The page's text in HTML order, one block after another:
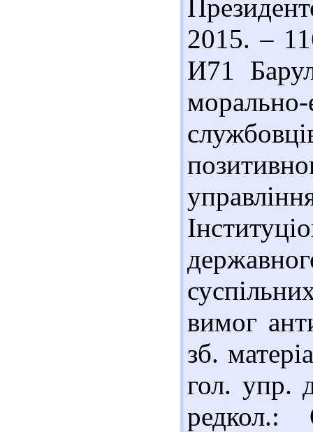
2015. –
И71
вимог
зб.
гол. упр.